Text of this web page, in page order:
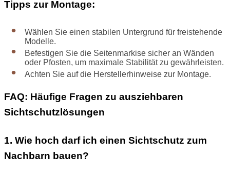
Tipps zur Montage:
Wählen Sie einen stabilen Untergrund für freistehende
Modelle.
Befestigen Sie die Seitenmarkise sicher an Wänden
oder Pfosten, um maximale Stabilität zu gewährleisten.
Achten Sie auf die Herstellerhinweise zur Montage.
FAQ: Häufige Fragen zu ausziehbaren
Sichtschutzlösungen
1. Wie hoch darf ich einen Sichtschutz zum
Nachbarn bauen?